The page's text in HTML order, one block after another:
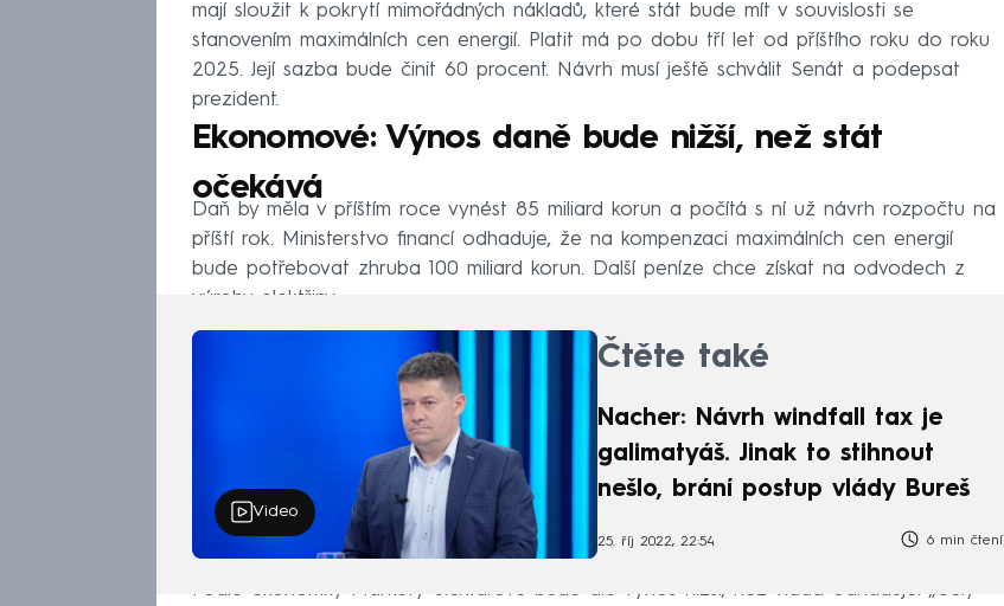
mají sloužit k pokrytí mimořádných nákladů, které stát bude mít v souvislosti se
stanovením maximálních cen energií. Platit má po dobu tří let od příštího roku do roku
2025. Její sazba bude činit 60 procent. Návrh musí ještě schválit Senát a podepsat
prezident.
Ekonomové: Výnos daně bude nižší, než stát
očekává
Daň by měla v příštím roce vynést 85 miliard korun a počítá s ní už návrh rozpočtu na
příští rok. Ministerstvo financí odhaduje, že na kompenzaci maximálních cen energií
bude potřebovat zhruba 100 miliard korun. Další peníze chce získat na odvodech z
výroby elektřiny.
Video
Čtěte také
Nacher: Návrh windfall tax je
galimatyáš. Jinak to stihnout
nešlo, brání postup vlády Bureš
25. říj 2022, 22:54 6 min čtení
Podle ekonomky Markéty Šichtařové bude ale výnos nižší, než vláda odhaduje. „Celý